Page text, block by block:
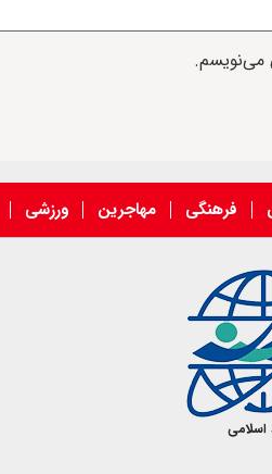
می‌نویسم.
فرهنگی مهاجرین ورزشی
اسلامی